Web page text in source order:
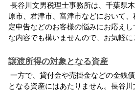
長谷川文男税理士事務所は、千葉県木
原市、君津市、富津市などにおいて
定申告などのお客様の悩みにお応え
な内容でも構いませんので、お気軽に
譲渡所得の対象となる資産
一方で、貸付金や売掛金などの金銭
となる資産にはあたりません。長谷川